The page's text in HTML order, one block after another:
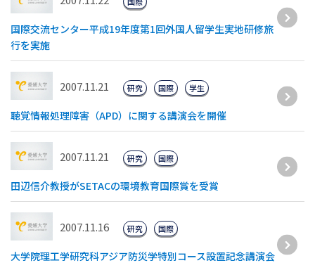
国際交流センター平成19年度第1回外国人留学生実地研修旅
行を実施
2007.11.21
聴覚情報処理障害（APD）に関する講演会を開催
研究 国際 学生
2007.11.21
田辺信介教授がSETACの環境教育国際賞を受賞
研究 国際
2007.11.16
大学院理工学研究科アジア防災学特別コース設置記念講演会
研究 国際